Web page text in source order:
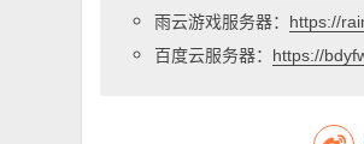
雨云游戏服务器： https://
百度云服务器： https://